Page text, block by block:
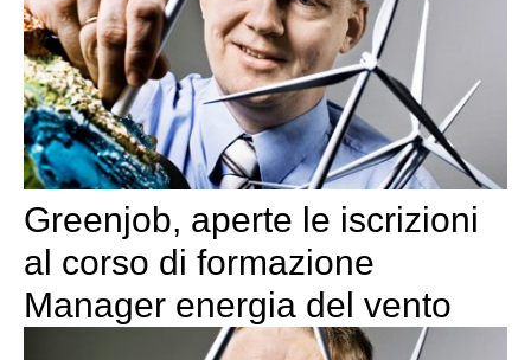
Greenjob, aperte le iscrizioni
al corso di formazione
Manager energia del vento